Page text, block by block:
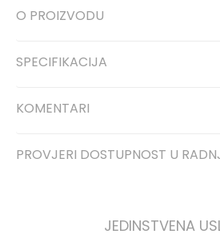
O PROIZVODU
SPECIFIKACIJA
KOMENTARI
PROVJERI DOSTUPNOST U
JEDINSTVENA